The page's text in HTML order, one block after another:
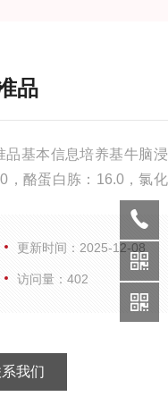
品
品基本信息培养基牛脑
，酪蛋白胨：16.0，氯
13.5，pH：7.4±0.2（
更新时间：2025-12-08
访问量：402
我们